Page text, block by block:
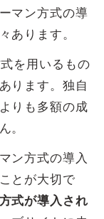
マン方式の導
あります。
を用いるもの
ります。独自
りも多額の成
。
ン方式の導入
とが大切で
式が導入され